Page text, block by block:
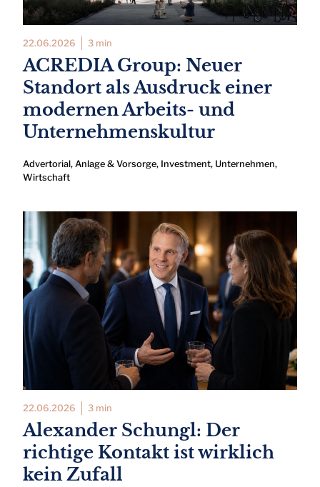
22.06.2026 3 min
ACREDIA Group: Neuer
Standort als Ausdruck einer
modernen Arbeits- und
Unternehmenskultur
Advertorial, Anlage & Vorsorge, Investment, Unternehmen,
Wirtschaft
22.06.2026 3 min
Alexander Schungl: Der
richtige Kontakt ist wirklich
kein Zufall